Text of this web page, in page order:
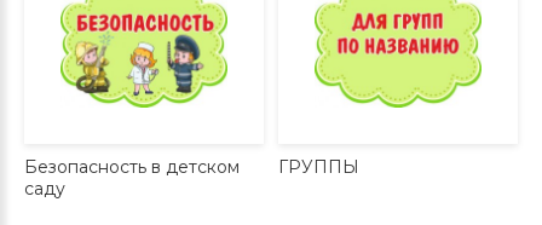
Безопасность в детском
саду
ГРУППЫ